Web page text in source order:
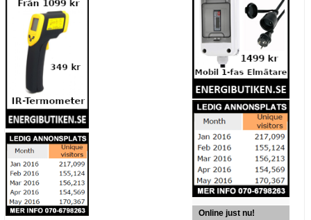
Online just nu!